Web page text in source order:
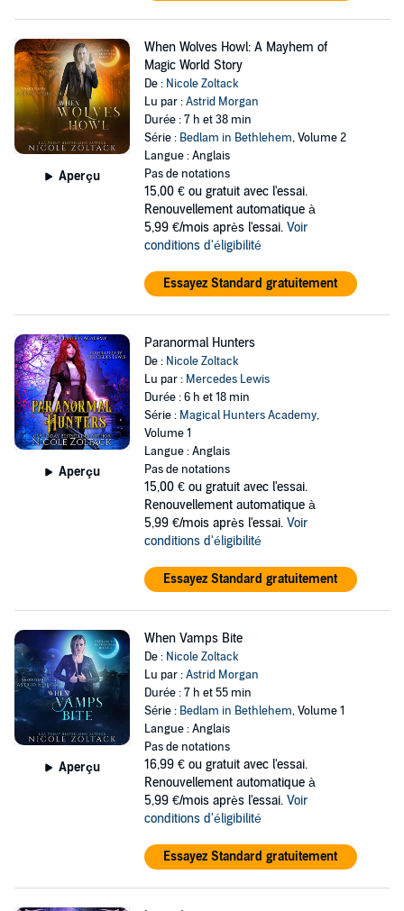
Aperçu
When Wolves Howl: A Mayhem of
Magic World Story
De : Nicole Zoltack
Lu par :Astrid Morgan
Durée : 7 h et 38 min
Série : Bedlam in Bethlehem, Volume 2
Langue : Anglais
Pas de notations
15,00 € ou gratuit avec l'essai.
Renouvellement automatique à
5,99 €/mois après l'essai. Voir
conditions d'éligibilité
Essayez Standard gratuitement
Aperçu
Paranormal Hunters
De : Nicole Zoltack
Lu par : Mercedes Lewis
Durée : 6 h et 18 min
Série : Magical Hunters Academy,
Volume 1
Langue : Anglais
Pas de notations
15,00 € ou gratuit avec l'essai.
Renouvellement automatique à
5,99 €/mois après l'essai. Voir
conditions d'éligibilité
Essayez Standard gratuitement
Aperçu
When Vamps Bite
De : Nicole Zoltack
Lu par :Astrid Morgan
Durée : 7 h et 55 min
Série : Bedlam in Bethlehem, Volume 1
Langue : Anglais
Pas de notations
16,99 € ou gratuit avec l'essai.
Renouvellement automatique à
5,99 €/mois après l'essai. Voir
conditions d'éligibilité
Essayez Standard gratuitement